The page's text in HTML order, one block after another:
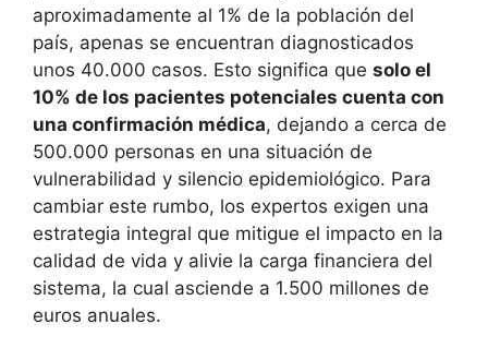
aproximadamente al 1% de la población del
país, apenas se encuentran diagnosticados
unos 40.000 casos. Esto significa que solo el
10% de los pacientes potenciales cuenta con
una confirmación médica, dejando a cerca de
500.000 personas en una situación de
vulnerabilidad y silencio epidemiológico. Para
cambiar este rumbo, los expertos exigen una
estrategia integral que mitigue el impacto en la
calidad de vida y alivie la carga financiera del
sistema, la cual asciende a 1.500 millones de
euros anuales.